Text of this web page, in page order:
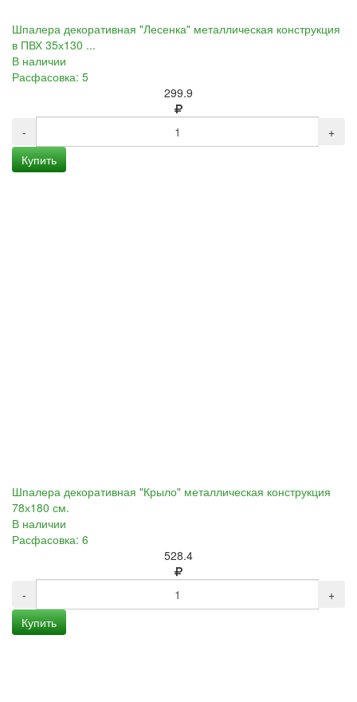
Шпалера декоративная "Лесенка" металлическая конструкция
в ПВХ 35х130 ...
В наличии
Расфасовка: 5
299.9
-
+
Купить
Шпалера декоративная "Крыло" металлическая конструкция
78х180 см.
В наличии
Расфасовка: 6
528.4
-
+
Купить